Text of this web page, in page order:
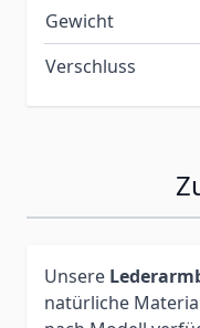
Gewicht
Verschluss
Unsere
natürliche